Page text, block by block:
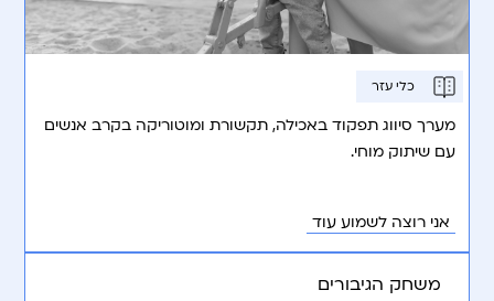
כלי עזר
מערך סיווג תפקוד באכילה, תקשורת ומוטוריקה בקרב אנשים
עם שיתוק מוחי.
אני רוצה לשמוע עוד
משחק הגיבורים